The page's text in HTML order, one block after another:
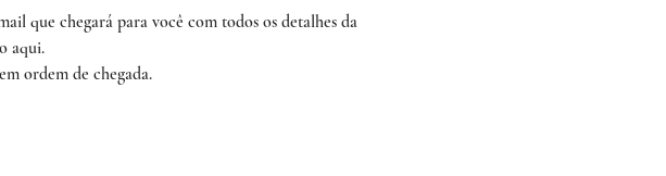
que chegará para você com todos os detalhes da
aqui.
ordem de chegada.